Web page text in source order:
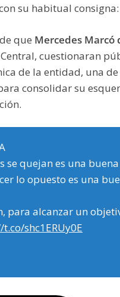
su habitual consigna:
que Mercedes Marcó
cuestionaran
de la entidad, una
consolidar su
se quejan es una
lo opuesto es una
para alcanzar un
shc1ERUy0E